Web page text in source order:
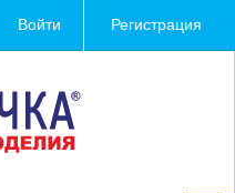
Войти Регистрация